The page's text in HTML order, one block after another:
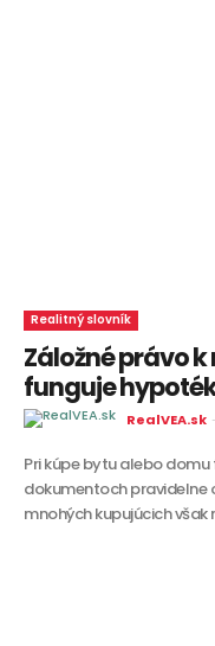
Realitný slovník
Záložné právo
funguje
RealVEA.sk
Pri kúpe bytu alebo
dokumentoch pravidelne
mnohých kupujúcich však